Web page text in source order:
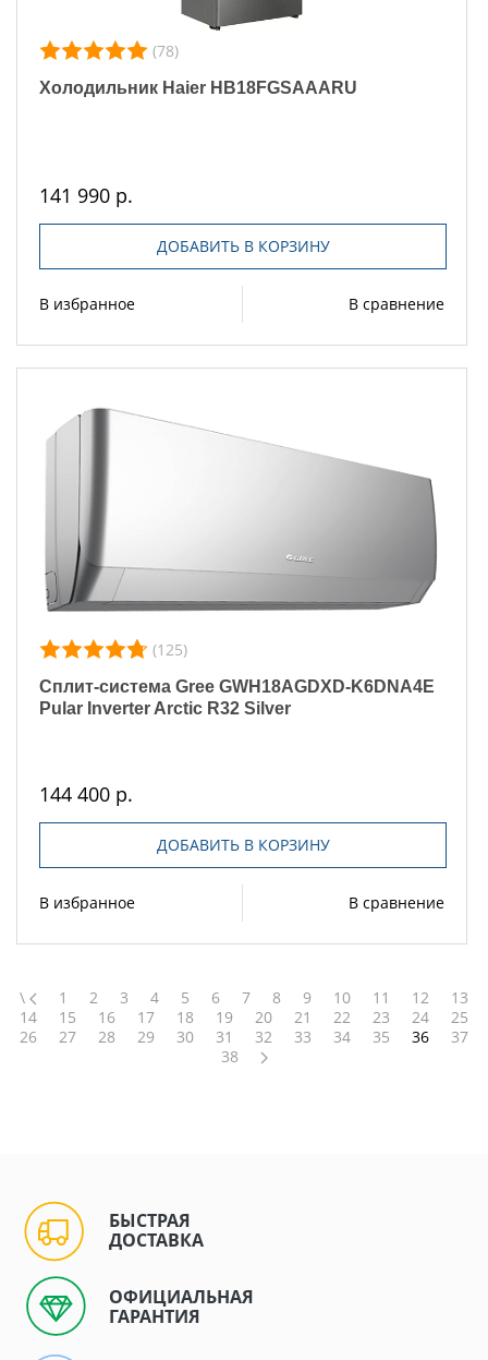
(78)
Холодильник Haier HB18FGSAAARU
141 990 р.
ДОБАВИТЬ В КОРЗИНУ
В избранное В сравнение
(125)
Сплит-система Gree GWH18AGDXD-K6DNA4E
Pular Inverter Arctic R32 Silver
144 400 р.
ДОБАВИТЬ В КОРЗИНУ
В избранное В сравнение
\ 1 2 3 4 5 6 7 8 9 10 11 12
13
14
15 16 17 18 19 20 21 22 23 24
25
26
27 28 29 30 31 32 33 34 35 36
37
38
БЫСТРАЯ
ДОСТАВКА
ОФИЦИАЛЬНАЯ
ГАРАНТИЯ